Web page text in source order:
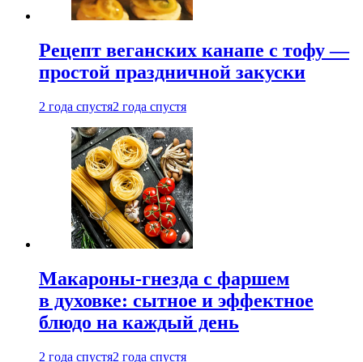
Рецепт веганских канапе с тофу —
простой праздничной закуски
2 года спустя2 года спустя
Макароны-гнезда с фаршем
в духовке: сытное и эффектное
блюдо на каждый день
2 года спустя2 года спустя